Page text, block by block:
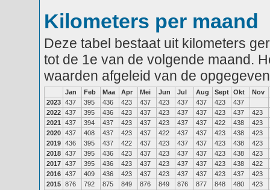
Kilometers per maand
Deze tabel bestaat uit kilometers
tot de 1e van de volgende maand.
waarden afgeleid van de
Jan Feb Maa Apr Mei Jun Jul Aug Sept Okt
Nov
2023 437 395 436 423 437 423 437 437 423
437
2022 437 395 436 423 437 423 437 437 423 437
423
2021
437 394 437 423 437 423 437 437 422 438
423
2020 437 408 437 423 437 422 437 437 423 438
423
2019 436 395 437 422 437 423 437 437 423 438
423
2018 437 395 436 423 437 423 437 437 423 438
423
2017 437 395 436 423 437 423 437 437 423 438
422
2016 437 409 436 423 437 423 437 437 423 437
423
2015 876 792 875 849 876 849 876 877 848 480
423